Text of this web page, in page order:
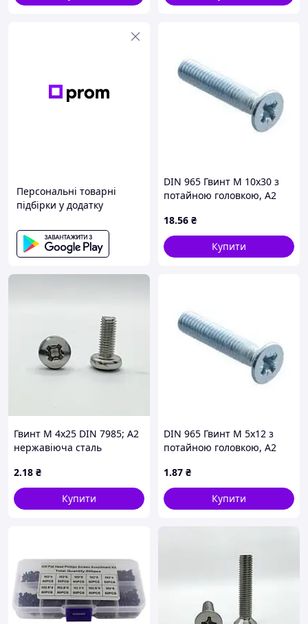
Персональні товарні
підбірки у додатку
DIN 965 Гвинт М 10х30 з
потайною головкою, А2
18.56 ₴
Купити
Гвинт М 4х25 DIN 7985; А2
нержавіюча сталь
2.18 ₴
Купити
DIN 965 Гвинт М 5х12 з
потайною головкою, А2
1.87 ₴
Купити